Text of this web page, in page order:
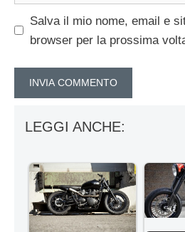
Salva il mio nome, email e
browser per la prossima
LEGGI ANCHE: